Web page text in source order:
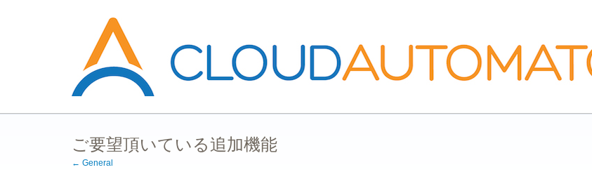
ご要望頂いている追加機能
← General